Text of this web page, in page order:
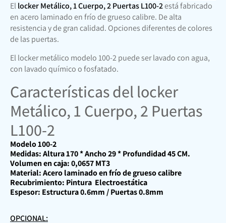
Ellocker Metálico, 1 Cuerpo, 2 Puertas L100-2está fabricado
en acero laminado en frío de grueso calibre. De alta
resistencia y de gran calidad. Opciones diferentes de colores
de las puertas.
El locker metálico modelo 100-2 puede ser lavado con agua,
con lavado químico o fosfatado.
Características del locker
Metálico, 1 Cuerpo, 2 Puertas
L100-2
Modelo 100-2
Medidas: Altura 170 * Ancho 29 * Profundidad 45 CM.
Volumen en caja: 0,0657 MT3
Material: Acero laminado en frío de grueso calibre
Recubrimiento: Pintura Electroestática
Espesor: Estructura 0.6mm / Puertas 0.8mm
OPCIONAL: